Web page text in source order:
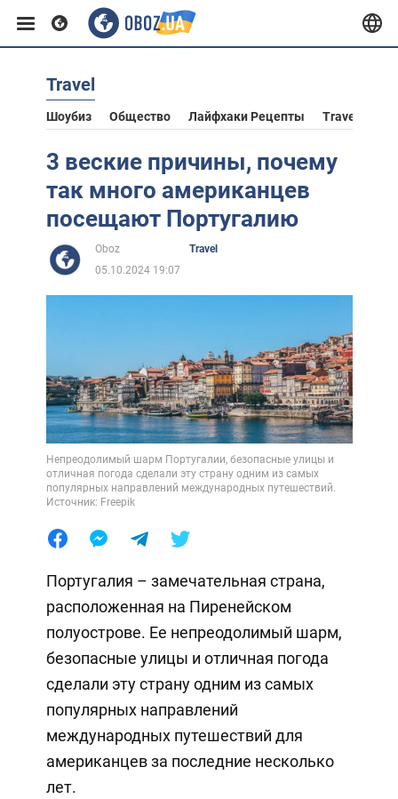
Европа
США
Азия
Африка
Лайфхаки
Travel
Шоубиз Общество Лайфхаки Рецепты Travel
3 веские причины, почему
так много американцев
посещают Португалию
Oboz
Travel
05.10.2024 19:07
Непреодолимый шарм Португалии, безопасные улицы и
отличная погода сделали эту страну одним из самых
популярных направлений международных путешествий.
Источник: Freepik
Португалия – замечательная страна,
расположенная на Пиренейском
полуострове. Ее непреодолимый шарм,
безопасные улицы и отличная погода
сделали эту страну одним из самых
популярных направлений
международных путешествий для
американцев за последние несколько
лет.